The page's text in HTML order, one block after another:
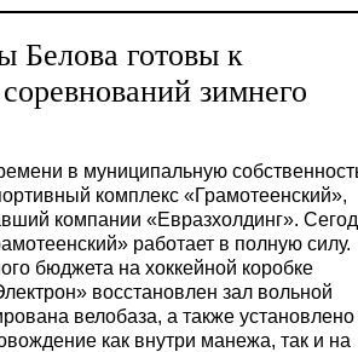
Белова готовы к
зимнего
в муниципальную
комплекс «Грамотеенский»,
компании «Евразхолдинг».
работает в полную силу.
бюджета на хоккейной коробке
восстановлен зал вольной
велобаза, а также установлено
как внутри манежа, так и на